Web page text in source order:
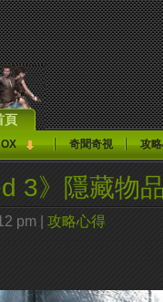
頁
奇聞奇視 攻
3》隱藏物
pm | 攻略心得